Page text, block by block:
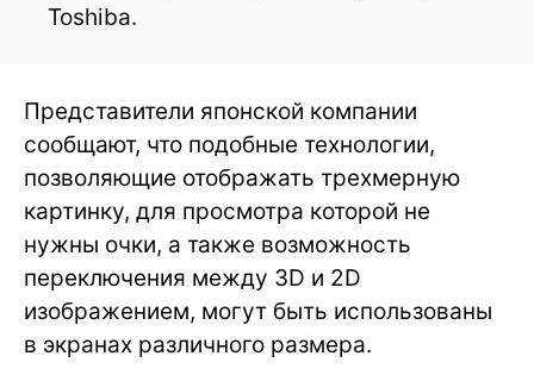
Toshiba.
Представители японской компании
сообщают, что подобные технологии,
позволяющие отображать трехмерную
картинку, для просмотра которой не
нужны очки, а также возможность
переключения между 3D и 2D
изображением, могут быть использованы
в экранах различного размера.